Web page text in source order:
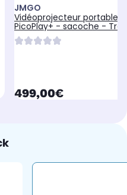
JMGO
Vidéoprojecteur portable
PicoPlay+ - sacoche -
Batterie
currentPrice
499,00€